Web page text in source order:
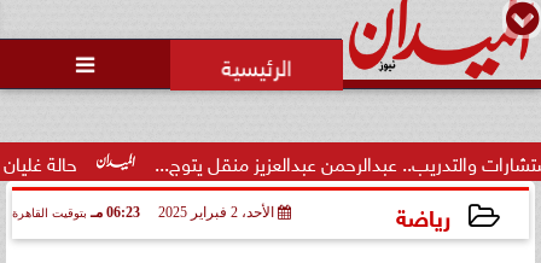

حالة غليان في نادي الشيخ زايد: عبدالعزيز منقل يتوج...
رياضة الأحد، 2 فبراير 2025 06:23 مـ بتوقيت القاهرة
حالة غليان في نادي الشيخ زايد:
اتهامات للجنة المؤقتة بـ ”التواطؤ”